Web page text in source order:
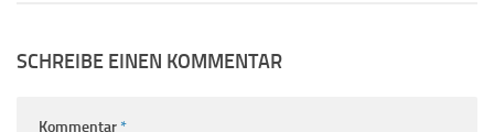
SCHREIBE EINEN KOMMENTAR
Kommentar*